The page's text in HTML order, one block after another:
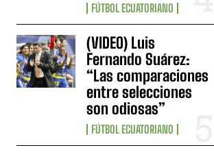
FÚTBOL ECUATORIANO
(VIDEO) Luis
Fernando Suárez:
“Las comparaciones
entre selecciones
son odiosas”
FÚTBOL ECUATORIANO